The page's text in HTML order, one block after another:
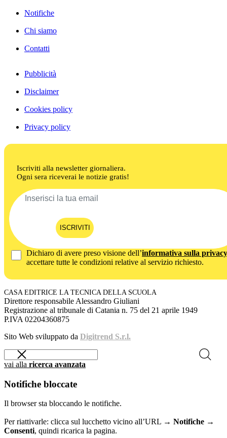
Notifiche
Chi siamo
Contatti
Pubblicità
Disclaimer
Cookies policy
Privacy policy
Iscriviti alla newsletter giornaliera.
Ogni sera riceverai le notizie gratis!
ISCRIVITI
Dichiaro di avere preso visione dell’informativa sulla privacy
accettare tutte le condizioni relative al servizio richiesto.
CASA EDITRICE LA TECNICA DELLA SCUOLA
Direttore responsabile Alessandro Giuliani
Registrazione al tribunale di Catania n. 75 del 21 aprile 1949
P.IVA 02204360875
Sito Web sviluppato da Digitrend S.r.l.
vai alla ricerca avanzata
Notifiche bloccate
Il browser sta bloccando le notifiche.
Per riattivarle: clicca sul lucchetto vicino all’URL → Notifiche →
Consenti, quindi ricarica la pagina.